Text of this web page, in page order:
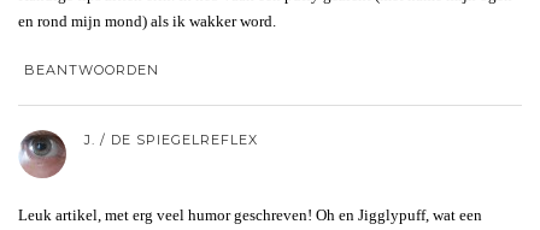
en rond mijn mond) als ik wakker word.
BEANTWOORDEN
J. / DE SPIEGELREFLEX
Leuk artikel, met erg veel humor geschreven! Oh en Jigglypuff, wat een